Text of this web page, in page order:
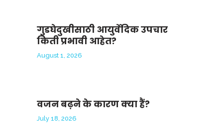
गुडघेदुखीसाठी आयुर्वेदिक उपचार
किती प्रभावी आहेत?
August 1, 2026
वजन बढ़ने के कारण क्या हैं?
July 18, 2026